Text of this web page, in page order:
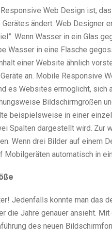
Web Design ist,
Gerätes ändert. Web Designer
Wenn Wasser in ein Glas
Wasser in eine Flasche
einer Website ähnlich
an. Mobile Responsive
es Websites ermöglicht, sich
Bildschirmgrößen
beispielsweise in einer
Spalten dargestellt wird. Zur
Wenn drei Bilder auf einem
Mobilgeräten automatisch in
Jedenfalls könnte man das
die Jahre genauer ansieht.
des neuen